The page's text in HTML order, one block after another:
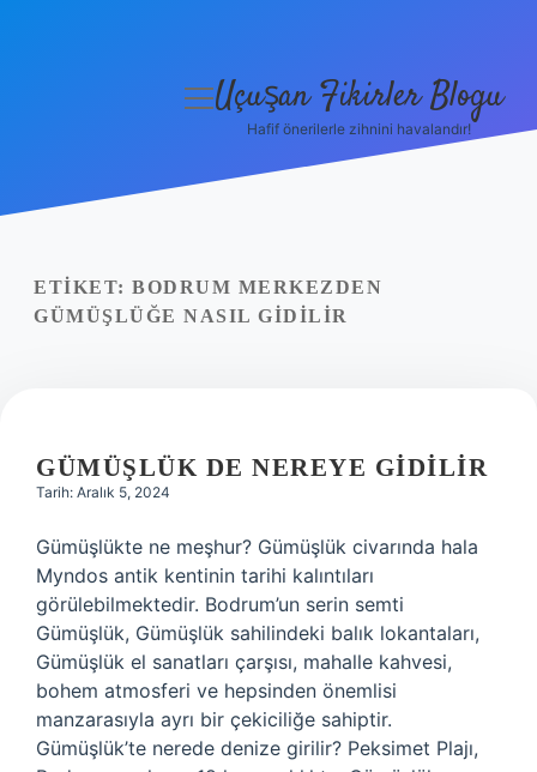
Yasal Uyarı
menüyü
Uçuşan Fikirler Blogu
Hafif önerilerle zihnini havalandır!
ETIKET: BODRUM MERKEZDEN
GÜMÜŞLÜĞE NASIL GIDILIR
GÜMÜŞLÜK DE NEREYE GIDILIR
Tarih: Aralık 5, 2024
Gümüşlükte ne meşhur? Gümüşlük civarında hala
Myndos antik kentinin tarihi kalıntıları
görülebilmektedir. Bodrum’un serin semti
Gümüşlük, Gümüşlük sahilindeki balık lokantaları,
Gümüşlük el sanatları çarşısı, mahalle kahvesi,
bohem atmosferi ve hepsinden önemlisi
manzarasıyla ayrı bir çekiciliğe sahiptir.
Gümüşlük’te nerede denize girilir? Peksimet Plajı,